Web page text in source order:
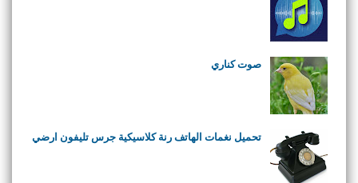
صوت كناري
تحميل نغمات الهاتف رنة كلاسيكية جرس تليفون ارضي